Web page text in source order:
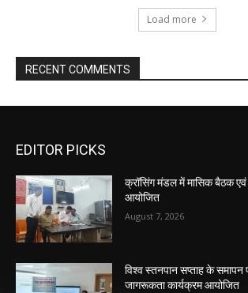
Load more
RECENT COMMENTS
EDITOR PICKS
क्रॉसिंग मंडल में मासिक बैठक एवं
आयोजित
August 7, 2026
विश्व स्तनपान सप्ताह के समापन
जागरूकता कार्यक्रम आयोजित